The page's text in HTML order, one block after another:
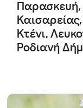
Παρασκευή,
Κτένι,
Ροδιανή